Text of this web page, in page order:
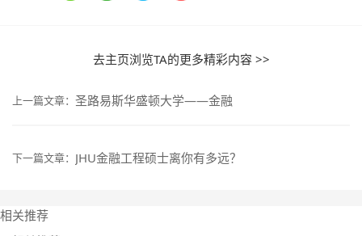
去主页浏览TA的更多精彩内容 >>
上一篇文章： 圣路易斯华盛顿大学——金融
下一篇文章： JHU金融工程硕士离你有多远？
相关推荐